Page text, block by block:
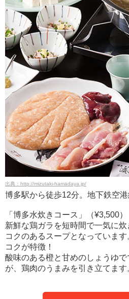
出典：http://mizutaki-hamadaya.jp/
博多駅から徒歩12分。地下鉄空港
「博多水炊きコース」（¥3,500）
新鮮な鶏ガラを短時間で一気に
コクのあるスープとなっていま
コクが特徴！
酸味のある橙と甘めのしょうゆ
が、鶏肉のうまみを引き立てます